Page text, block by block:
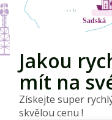
Jakou
mít na
Získejte super
skvělou cenu !